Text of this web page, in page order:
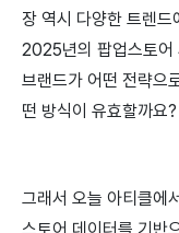
장 역시 다양한 트렌드
2025년의 팝업스토어
브랜드가 어떤 전략으
떤 방식이 유효할까요?
그래서 오늘 아티클에